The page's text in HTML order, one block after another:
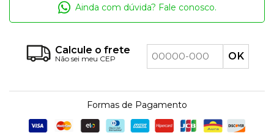
Ainda com dúvida? Fale conosco.
Calcule o frete
Não sei meu CEP
Formas de Pagamento